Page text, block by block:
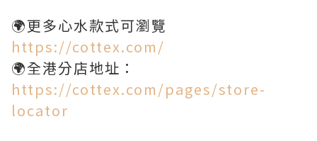
🌍更多心水款式可瀏覽
https://cottex.com/
🌍全港分店地址：
https://cottex.com/pages/store-
locator